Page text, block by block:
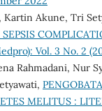
Kartin Akune, Tri
Vol. 3 No. 2
Rahmadani, Nur
MELITUS :